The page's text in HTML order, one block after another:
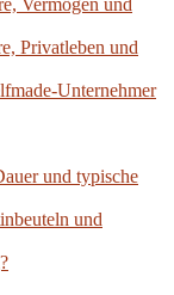
Privatleben und
Unternehmer
und typische
und